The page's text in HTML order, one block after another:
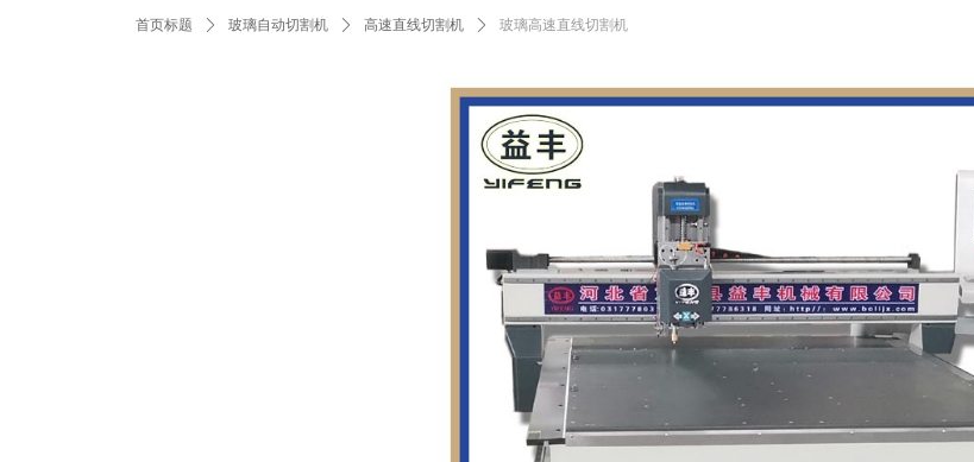
首页标题 ꄲ 玻璃自动切割机 ꄲ 高速直线切割机 ꄲ 玻璃高速直线切割机